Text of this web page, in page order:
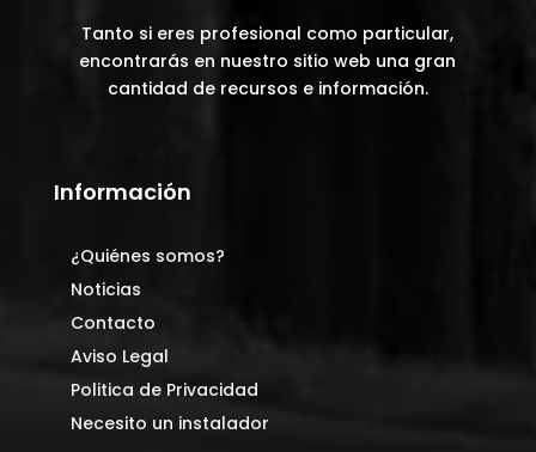
Tanto si eres profesional como particular,
encontrarás en nuestro sitio web una gran
cantidad de recursos e información.
Información
¿Quiénes somos?
Noticias
Contacto
Aviso Legal
Politica de Privacidad
Necesito un instalador